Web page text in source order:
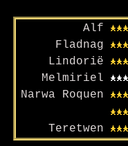
Alf
Fladnag
Lindorië
Melmiriel
Narwa Roquen
Teretwen